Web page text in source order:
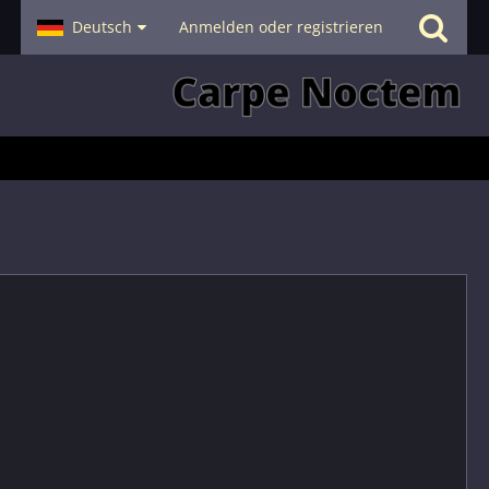
Hilfe
Deutsch Anmelden oder registrieren